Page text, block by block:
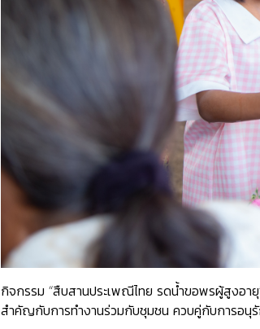
กิจกรรม “สืบสานประเพณีไทย รดน้ำขอพรผู้สูงอ
สำคัญกับการทำงานร่วมกับชุมชน ควบคู่กับการอนุ